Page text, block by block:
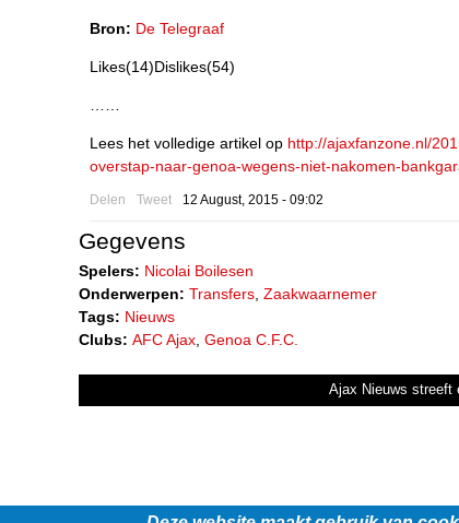
Bron: De Telegraaf
Likes(14)Dislikes(54)
Lees het volledige artikel op http://ajaxfanzone.nl/
overstap-naar-genoa-wegens-niet-nakomen-
Delen Tweet 12 August, 2015 - 09:02
Gegevens
Spelers: Nicolai Boilesen
Onderwerpen: Transfers Zaakwaarnemer
Tags: Nieuws
Clubs: AFC Ajax Genoa C.F.C.
Ajax Nieuws streeft